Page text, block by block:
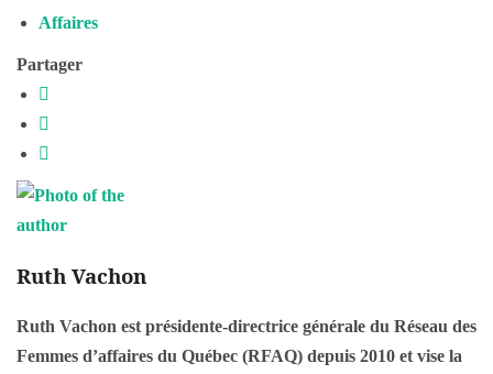
Affaires
Partager
Ruth Vachon
Ruth Vachon est présidente-directrice générale du Réseau des
Femmes d’affaires du Québec (RFAQ) depuis 2010 et vise la